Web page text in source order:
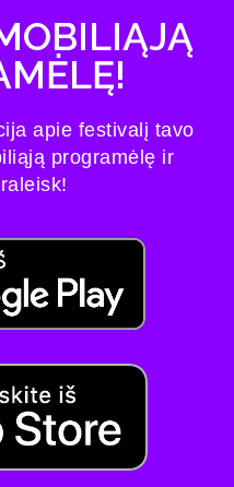
apie festivalį tavo
programėlę ir